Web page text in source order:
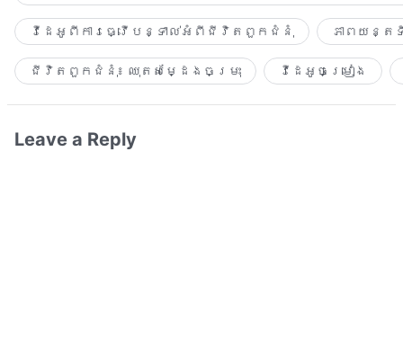
វីដេអូពីការធ្វើបន្ទាល់អំពីជីវិតពួកជំនុំ ភាពយន្
ជីវិតពួកជំនុំ៖ ឈុតសម្ដែងចម្រុះ វីដេអូចម្រៀង​
Leave a Reply